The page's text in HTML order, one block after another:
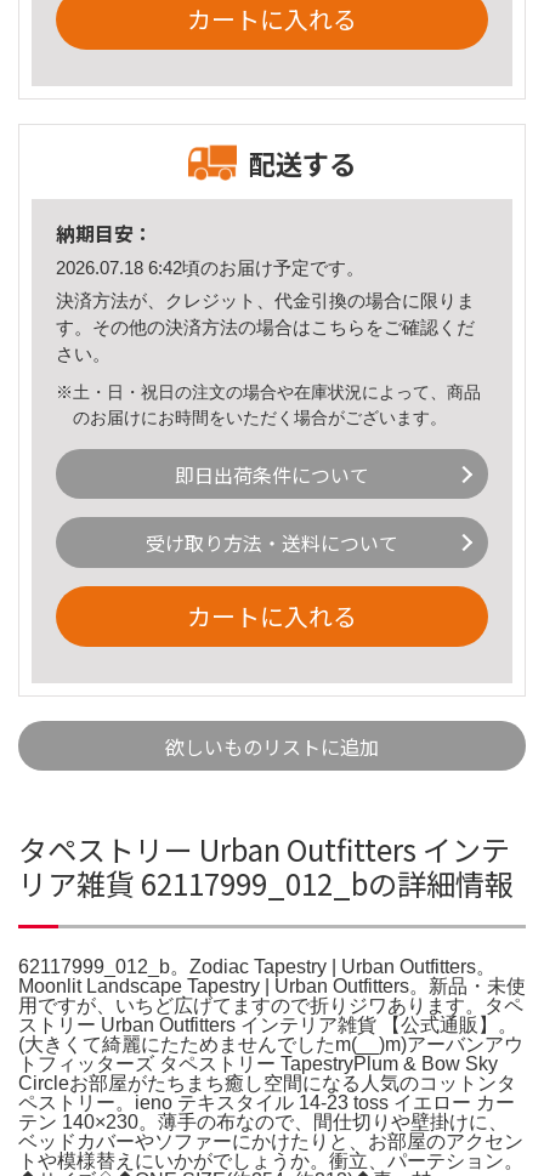
カートに入れる
配送する
納期目安：
2026.07.18 6:42頃のお届け予定です。
決済方法が、クレジット、代金引換の場合に限りま
す。その他の決済方法の場合はこちら をご確認くだ
さい。
※土・日・祝日の注文の場合や在庫状況によって、商品
のお届けにお時間をいただく場合がございます。
即日出荷条件について
受け取り方法・送料について
カートに入れる
欲しいものリストに追加
タペストリー Urban Outfitters インテ
リア雑貨 62117999_012_bの詳細情報
62117999_012_b。Zodiac Tapestry | Urban Outfitters。
Moonlit Landscape Tapestry | Urban Outfitters。新品・未使
用ですが、いちど広げてますので折りジワあります。タペ
ストリー Urban Outfitters インテリア雑貨 【公式通販】。
(大きくて綺麗にたためませんでしたm(__)m)アーバンアウ
トフィッターズ タペストリー TapestryPlum & Bow Sky
Circleお部屋がたちまち癒し空間になる人気のコットンタ
ペストリー。ieno テキスタイル 14-23 toss イエロー カー
テン 140×230。薄手の布なので、間仕切りや壁掛けに、
ベッドカバーやソファーにかけたりと、お部屋のアクセン
トや模様替えにいかがでしょうか。衝立、パーテション。